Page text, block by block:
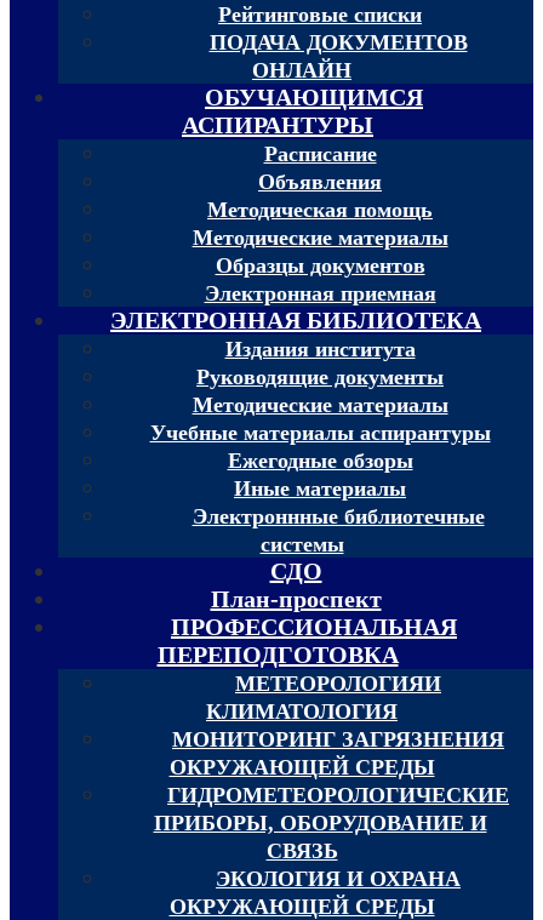
Рейтинговые списки
ПОДАЧА ДОКУМЕНТОВ
ОНЛАЙН
ОБУЧАЮЩИМСЯ
АСПИРАНТУРЫ
Расписание
Объявления
Методическая помощь
Методические материалы
Образцы документов
Электронная приемная
ЭЛЕКТРОННАЯ БИБЛИОТЕКА
Издания института
Руководящие документы
Методические материалы
Учебные материалы аспирантуры
Ежегодные обзоры
Иные материалы
Электроннные библиотечные
системы
СДО
План-проспект
ПРОФЕССИОНАЛЬНАЯ
ПЕРЕПОДГОТОВКА
МЕТЕОРОЛОГИЯИ
КЛИМАТОЛОГИЯ
МОНИТОРИНГ ЗАГРЯЗНЕНИЯ
ОКРУЖАЮЩЕЙ СРЕДЫ
ГИДРОМЕТЕОРОЛОГИЧЕСКИЕ
ПРИБОРЫ, ОБОРУДОВАНИЕ И
СВЯЗЬ
ЭКОЛОГИЯ И ОХРАНА
ОКРУЖАЮЩЕЙ СРЕДЫ